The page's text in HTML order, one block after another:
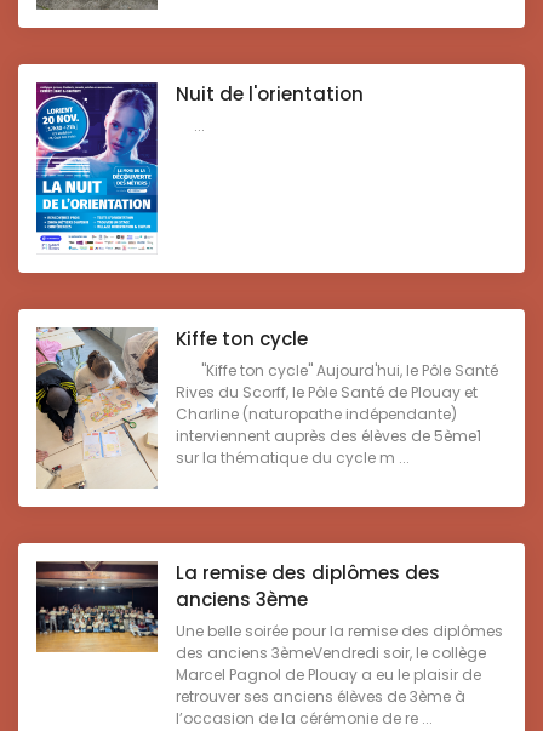
Nuit de l'orientation
...
Kiffe ton cycle
"Kiffe ton cycle" Aujourd'hui, le Pôle Santé
Rives du Scorff, le Pôle Santé de Plouay et
Charline (naturopathe indépendante)
interviennent auprès des élèves de 5ème1
sur la thématique du cycle m ...
La remise des diplômes des
anciens 3ème
Une belle soirée pour la remise des diplômes
des anciens 3èmeVendredi soir, le collège
Marcel Pagnol de Plouay a eu le plaisir de
retrouver ses anciens élèves de 3ème à
l’occasion de la cérémonie de re ...